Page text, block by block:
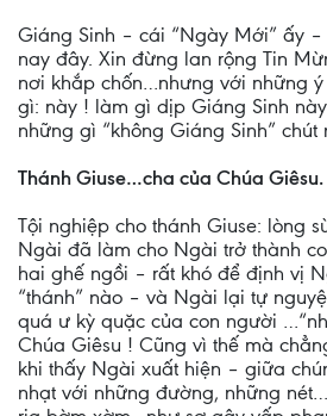
Giáng Sinh – cái “Ngày Mới” ấy
nay đây. Xin đừng lan rộng Tin
nơi khắp chốn…nhưng với những
gì: này ! làm gì dịp Giáng Sinh
những gì “không Giáng Sinh” chút
Thánh Giuse…cha của Chúa Giêsu.
Tội nghiệp cho thánh Giuse: lòng
Ngài đã làm cho Ngài trở thành
hai ghế ngồi – rất khó để định vị
“thánh” nào – và Ngài lại tự
quá ư kỳ quặc của con người
Chúa Giêsu ! Cũng vì thế mà
khi thấy Ngài xuất hiện – giữa
nhạt với những đường, những